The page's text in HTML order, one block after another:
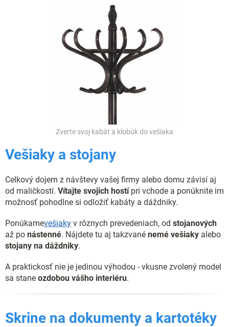
Zverte svoj kabát a klobúk do vešiaka
Vešiaky a stojany
Celkový dojem z návštevy vašej firmy alebo domu závisí aj
od maličkostí. Vítajte svojich hostípri vchode a ponúknite im
možnosť pohodlne si odložiť kabáty a dáždniky.
Ponúkamevešiaky v rôznych prevedeniach, od stojanových
až po nástenné. Nájdete tu aj takzvané nemé vešiaky alebo
stojany na dáždniky.
A praktickosť nie je jedinou výhodou - vkusne zvolený model
sa stane ozdobou vášho interiéru.
Skrine na dokumenty a kartotéky